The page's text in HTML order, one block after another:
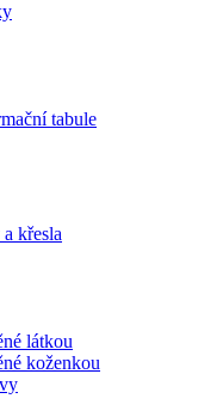
tabule
křesla
látkou
koženkou